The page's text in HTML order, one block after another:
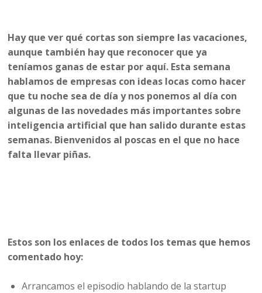
Hay que ver qué cortas son siempre las vacaciones,
aunque también hay que reconocer que ya
teníamos ganas de estar por aquí. Esta semana
hablamos de empresas con ideas locas como hacer
que tu noche sea de día y nos ponemos al día con
algunas de las novedades más importantes sobre
inteligencia artificial que han salido durante estas
semanas. Bienvenidos al poscas en el que no hace
falta llevar piñas.
Estos son los enlaces de todos los temas que hemos
comentado hoy:
Arrancamos el episodio hablando de la startup